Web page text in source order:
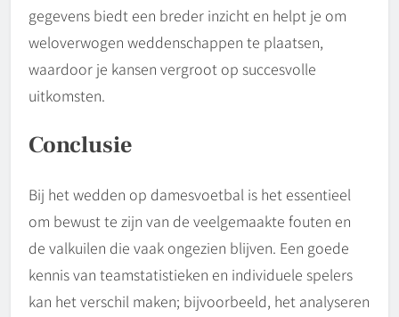
gegevens biedt een breder inzicht en helpt je om
weloverwogen weddenschappen te plaatsen,
waardoor je kansen vergroot op succesvolle
uitkomsten.
Conclusie
Bij het wedden op damesvoetbal is het essentieel
om bewust te zijn van de veelgemaakte fouten en
de valkuilen die vaak ongezien blijven. Een goede
kennis van teamstatistieken en individuele spelers
kan het verschil maken; bijvoorbeeld, het analyseren